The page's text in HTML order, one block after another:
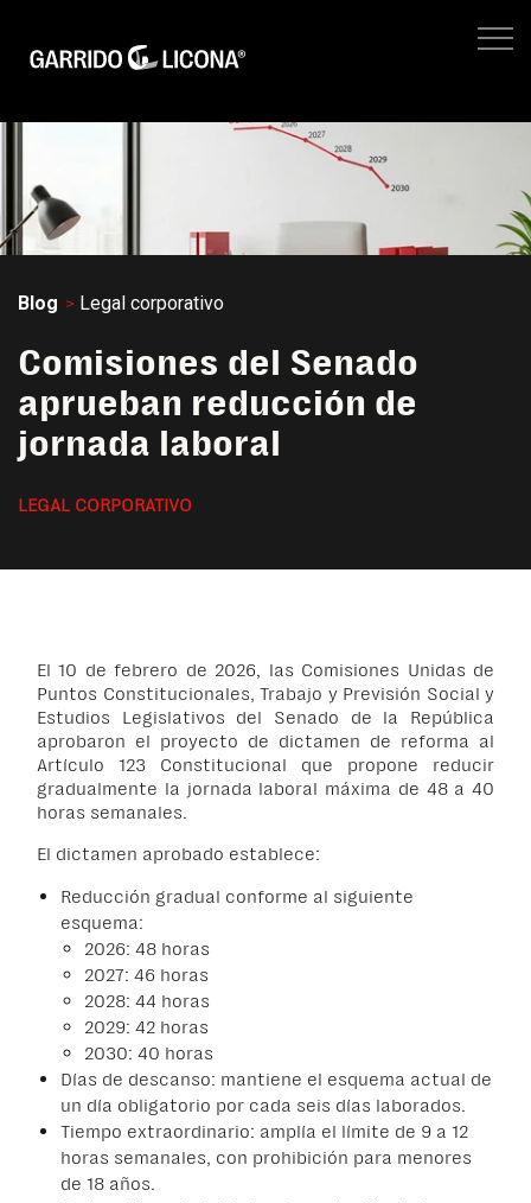
FISCAL LEGAL
No hay
Blog Legal corporativo
Comisiones del Senado
aprueban reducción de
jornada laboral
LEGAL CORPORATIVO
El 10 de febrero de 2026, las Comisiones Unidas de
Puntos Constitucionales, Trabajo y Previsión Social y
Estudios Legislativos del Senado de la República
aprobaron el proyecto de dictamen de reforma al
Artículo 123 Constitucional que propone reducir
gradualmente la jornada laboral máxima de 48 a 40
horas semanales.
El dictamen aprobado establece:
Reducción gradual conforme al siguiente
esquema:
2026: 48 horas
2027: 46 horas
2028: 44 horas
2029: 42 horas
2030: 40 horas
Días de descanso: mantiene el esquema actual de
un día obligatorio por cada seis días laborados.
Tiempo extraordinario: amplía el límite de 9 a 12
horas semanales, con prohibición para menores
de 18 años.